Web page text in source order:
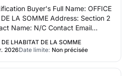
Buyer's Full Name: OFFICE
DE LA SOMME Address: Section 2
Name: N/C Contact Email
DE LHABITAT DE LA SOMME
2026Date limite: Non précisée